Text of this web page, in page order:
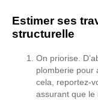
Estimer ses
structurelle
On priorise.
plomberie pour
cela, reportez-
assurant que le